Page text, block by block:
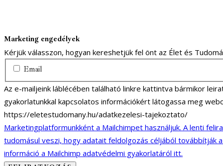
Marketing engedélyek
Kérjük válasszon, hogyan kereshetjük fel önt az Élet és
Email
Az e-mailjeink láblécében található linkre kattintva bármikor
gyakorlatunkkal kapcsolatos információkért látogassa meg
https://eletestudomany.hu/adatkezelesi-tajekoztato/
Marketingplatformunkként a Mailchimpet használjuk. A lenti
tudomásul veszi, hogy adatait feldolgozás céljából továbbítják
információ a Mailchimp adatvédelmi gyakorlatáról itt.